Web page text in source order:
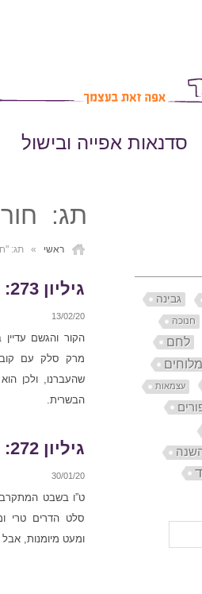
סדנאות אפייה ובישול
תג:
ראשי » תג:
גיליון 273: תסתלק!
13/02/20
הקור והגשם עדיין
מרק סלק עם
שהעברנו, ולכן
הבשרית.
גיליון 272: למהדרין
30/01/20
ט”ו בשבט המתקרב
סלט הדרים טרי
ומעט מיומנות,
גבינה
חנוכה
לחם
מלוחים
עצמאות